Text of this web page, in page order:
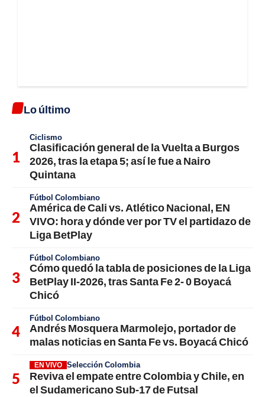
Lo último
Ciclismo
Clasificación general de la Vuelta a Burgos
2026, tras la etapa 5; así le fue a Nairo
Quintana
Fútbol Colombiano
América de Cali vs. Atlético Nacional, EN
VIVO: hora y dónde ver por TV el partidazo de
Liga BetPlay
Fútbol Colombiano
Cómo quedó la tabla de posiciones de la Liga
BetPlay II-2026, tras Santa Fe 2- 0 Boyacá
Chicó
Fútbol Colombiano
Andrés Mosquera Marmolejo, portador de
malas noticias en Santa Fe vs. Boyacá Chicó
EN VIVO Selección Colombia
Reviva el empate entre Colombia y Chile, en
el Sudamericano Sub-17 de Futsal